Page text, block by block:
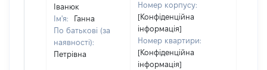
Іванюк
Ім'я:
Ганна
По батькові (за
наявності):
Петрівна
Номер корпусу:
[Конфіденційна
інформація]
Номер квартири:
[Конфіденційна
інформація]